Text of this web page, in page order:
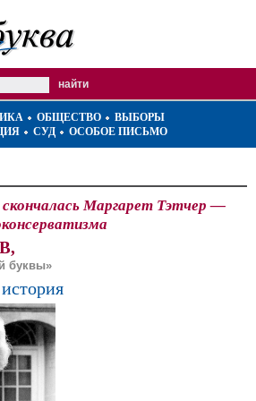
ОБЩЕСТВО
ВЫБОРЫ
СУД ОСОБОЕ ПИСЬМО
Маргарет Тэтчер —
буквы»